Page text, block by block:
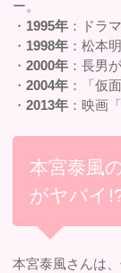
ー。
・ 1995年 ：ドラ
・ 1998年 ：松本
・2000年 ：長男
・2004年 ：「仮
・2013年 ：映画
本宮泰風
がヤバイ
本宮泰風さんは